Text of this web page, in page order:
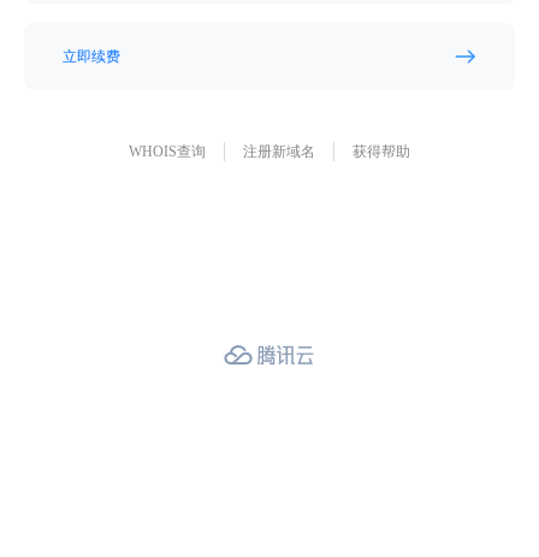
立即续费
WHOIS查询 注册新域名 获得帮助